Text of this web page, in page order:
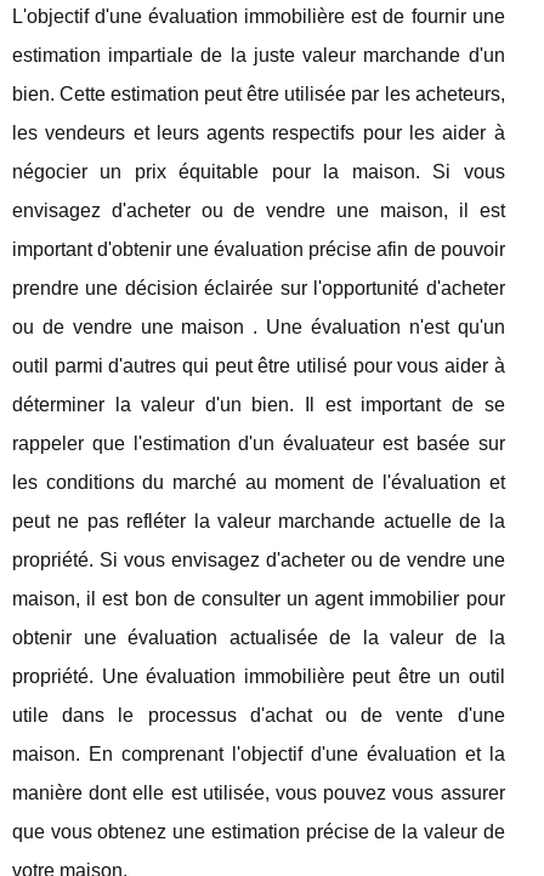
L'objectif d'une évaluation immobilière est de fournir une
estimation impartiale de la juste valeur marchande d'un
bien. Cette estimation peut être utilisée par les acheteurs,
les vendeurs et leurs agents respectifs pour les aider à
négocier un prix équitable pour la maison. Si vous
envisagez d'acheter ou de vendre une maison, il est
important d'obtenir une évaluation précise afin de pouvoir
prendre une décision éclairée sur l'opportunité d'acheter
ou de vendre une maison . Une évaluation n'est qu'un
outil parmi d'autres qui peut être utilisé pour vous aider à
déterminer la valeur d'un bien. Il est important de se
rappeler que l'estimation d'un évaluateur est basée sur
les conditions du marché au moment de l'évaluation et
peut ne pas refléter la valeur marchande actuelle de la
propriété. Si vous envisagez d'acheter ou de vendre une
maison, il est bon de consulter un agent immobilier pour
obtenir une évaluation actualisée de la valeur de la
propriété. Une évaluation immobilière peut être un outil
utile dans le processus d'achat ou de vente d'une
maison. En comprenant l'objectif d'une évaluation et la
manière dont elle est utilisée, vous pouvez vous assurer
que vous obtenez une estimation précise de la valeur de
votre maison.